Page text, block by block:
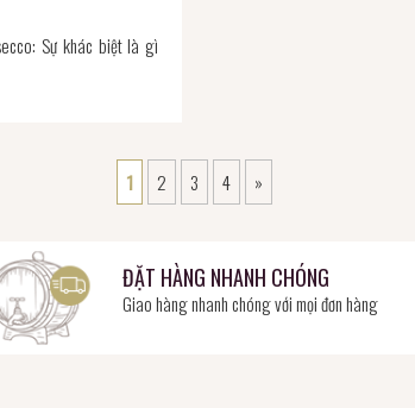
Sự khác biệt là gì
1 2 3 4 »
ĐẶT HÀNG NHANH CHÓNG
Giao hàng nhanh chóng với mọi đơn hàng